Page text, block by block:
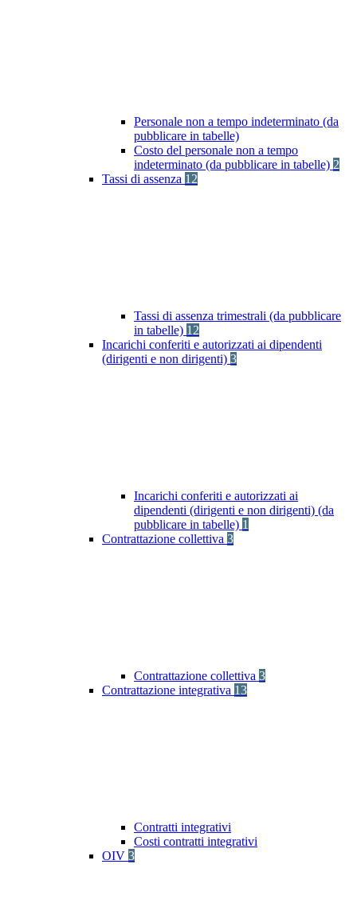
Personale non a tempo indeterminato (da
pubblicare in tabelle)
Costo del personale non a tempo
indeterminato (da pubblicare in tabelle) 2
Tassi di assenza 12
Tassi di assenza trimestrali (da pubblicare
in tabelle) 12
Incarichi conferiti e autorizzati ai dipendenti
(dirigenti e non dirigenti) 3
Incarichi conferiti e autorizzati ai
dipendenti (dirigenti e non dirigenti) (da
pubblicare in tabelle) 1
Contrattazione collettiva 3
Contrattazione collettiva 3
Contrattazione integrativa 13
Contratti integrativi
Costi contratti integrativi
OIV 3